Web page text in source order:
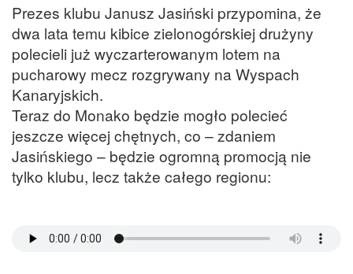
Prezes klubu Janusz Jasiński przypomina, że
dwa lata temu kibice zielonogórskiej drużyny
polecieli już wyczarterowanym lotem na
pucharowy mecz rozgrywany na Wyspach
Kanaryjskich.
Teraz do Monako będzie mogło polecieć
jeszcze więcej chętnych, co – zdaniem
Jasińskiego – będzie ogromną promocją nie
tylko klubu, lecz także całego regionu: